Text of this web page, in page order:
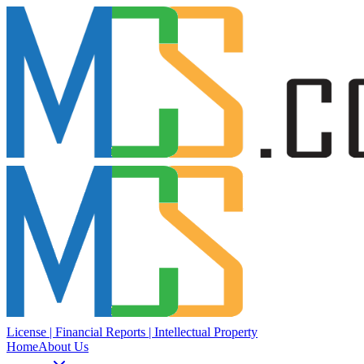
License | Financial Reports | Intellectual Property
HomeAbout Us